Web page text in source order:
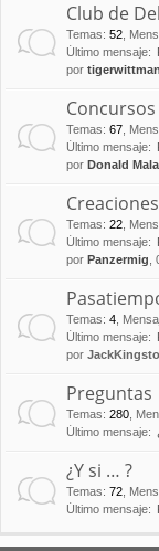
Club de
Temas: 52
Último mensaje:
por
Concursos
Temas: 67
Último mensaje:
por Donald
Temas: 22
Último mensaje:
por Panzermig
Temas: 4
Último mensaje:
por
Preguntas
Temas: 280
Último mensaje:
¿Y si … ?
Temas: 72
Último mensaje: